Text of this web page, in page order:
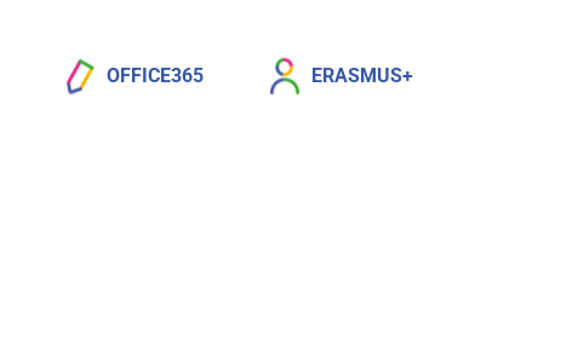
OFFICE365 ERASMUS+